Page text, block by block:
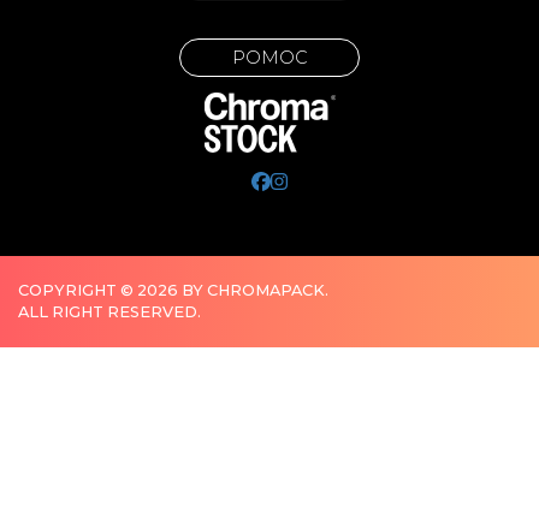
POMOC
COPYRIGHT © 2026 BY CHROMAPACK.
ALL RIGHT RESERVED.